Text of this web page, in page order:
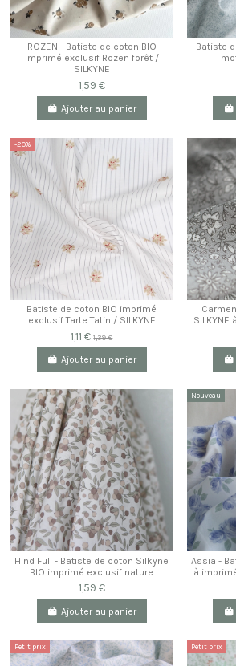
ROZEN - Batiste de coton BIO
imprimé exclusif Rozen forêt /
SILKYNE
1,59 €
Ajouter au panier
Batiste
-20%
Batiste de coton BIO imprimé
exclusif Tarte Tatin / SILKYNE
1,11 €1,39 €
Ajouter au panier
Hind Full - Batiste de coton Silkyne
BIO imprimé exclusif nature
1,59 €
Ajouter au panier
Nouveau
Assia -
à
Petit prix Petit prix